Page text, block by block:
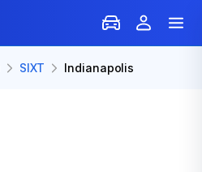
SIXT Indianapolis